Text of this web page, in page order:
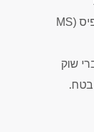
ההפעלה חלונות (MS Windows), מסלולי אופיס (MS
שוק